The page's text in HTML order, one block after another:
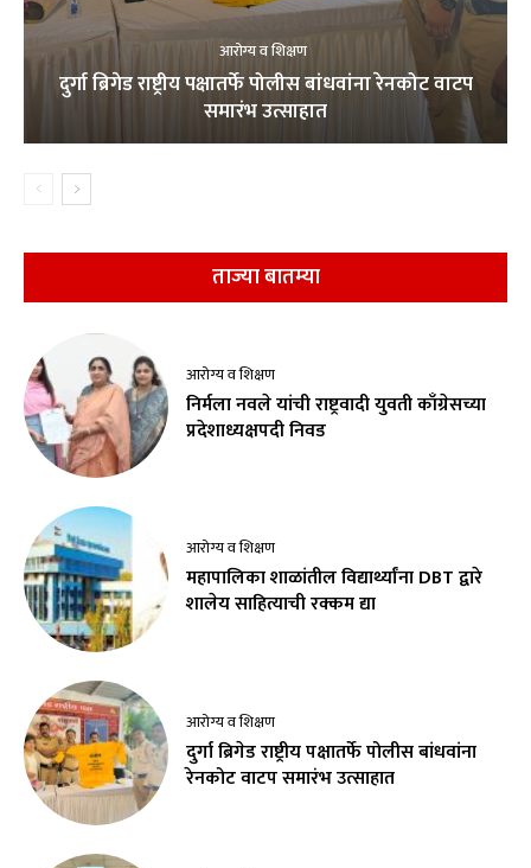
आरोग्य व शिक्षण
दुर्गा ब्रिगेड राष्ट्रीय पक्षातर्फे पोलीस बांधवांना रेनकोट वाटप
समारंभ उत्साहात
ताज्या बातम्या
आरोग्य व शिक्षण
निर्मला नवले यांची राष्ट्रवादी युवती काँग्रेसच्या
प्रदेशाध्यक्षपदी निवड
आरोग्य व शिक्षण
महापालिका शाळांतील विद्यार्थ्यांना DBT द्वारे
शालेय साहित्याची रक्कम द्या
आरोग्य व शिक्षण
दुर्गा ब्रिगेड राष्ट्रीय पक्षातर्फे पोलीस बांधवांना
रेनकोट वाटप समारंभ उत्साहात